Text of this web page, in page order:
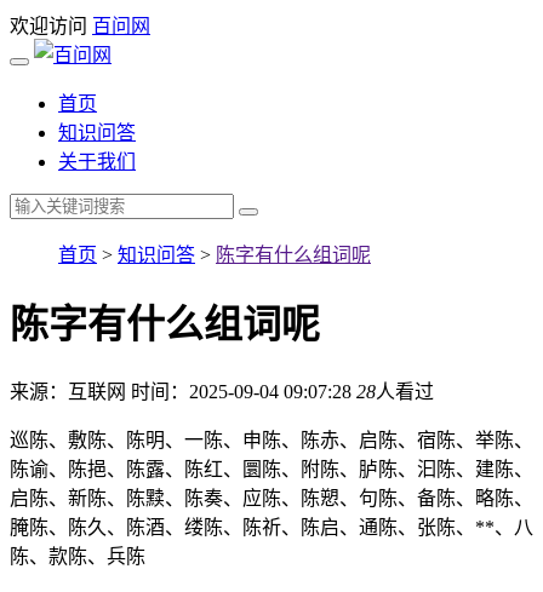
欢迎访问 百问网
首页
知识问答
关于我们
首页 > 知识问答 > 陈字有什么组词呢
陈字有什么组词呢
来源：互联网 时间：2025-09-04 09:07:28 28人看过
巡陈、敷陈、陈明、一陈、申陈、陈赤、启陈、宿陈、举陈、
陈谕、陈挹、陈露、陈红、圜陈、附陈、胪陈、汩陈、建陈、
启陈、新陈、陈黩、陈奏、应陈、陈愬、句陈、备陈、略陈、
腌陈、陈久、陈酒、缕陈、陈祈、陈启、通陈、张陈、**、八
陈、款陈、兵陈